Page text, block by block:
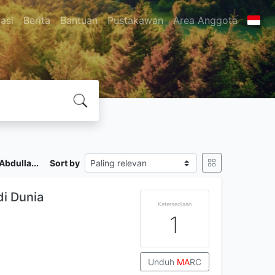
Berita Bantuan Pustakawan Area Anggota
Sort by
Dunia Ketersediaan
1
Unduh MARC